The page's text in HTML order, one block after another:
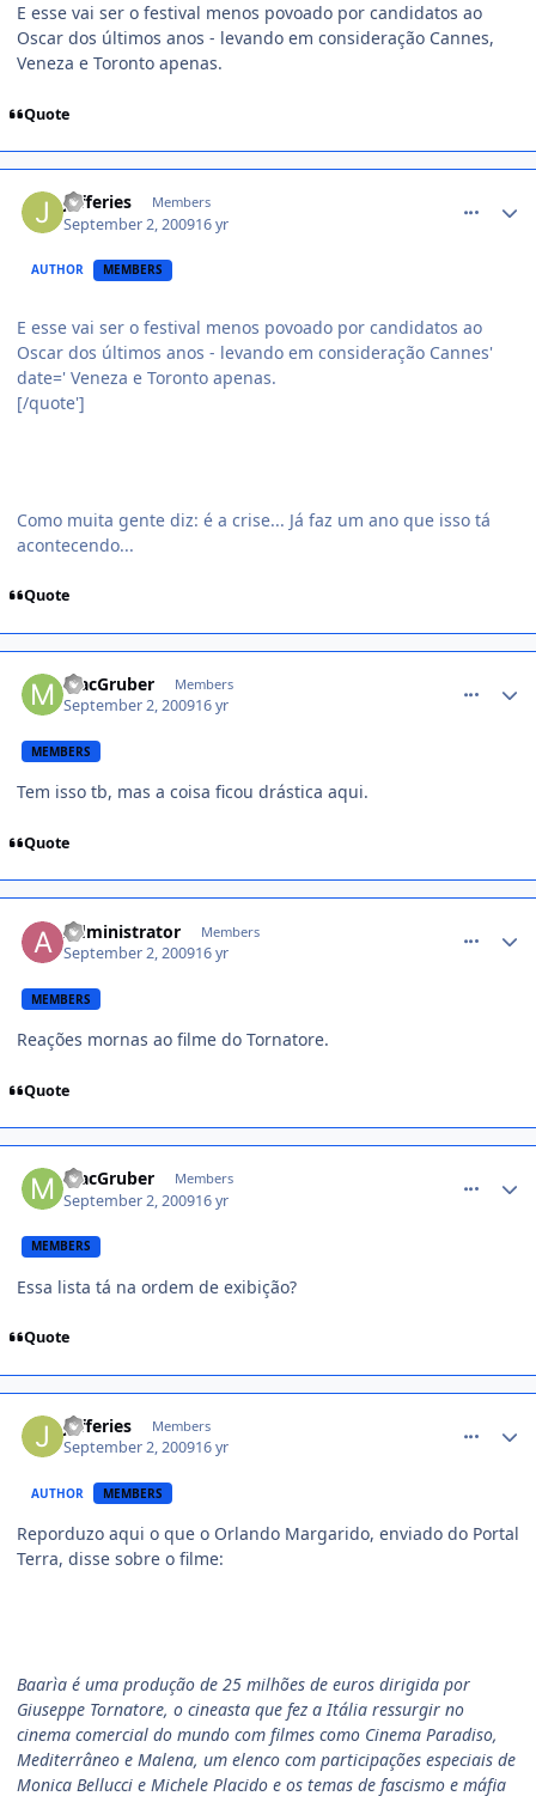
E esse vai ser o festival menos povoado por candidatos ao
Oscar dos últimos anos - levando em consideração Cannes,
Veneza e Toronto apenas.
Quote
Jefferies Members
September 2, 200916 yr
AUTHOR MEMBERS
E esse vai ser o festival menos povoado por candidatos ao
Oscar dos últimos anos - levando em consideração Cannes'
date=' Veneza e Toronto apenas.
[/quote']
Como muita gente diz: é a crise... Já faz um ano que isso tá
acontecendo...
Quote
MacGruber Members
September 2, 200916 yr
MEMBERS
Tem isso tb, mas a coisa ficou drástica aqui.
Quote
Administrator Members
September 2, 200916 yr
MEMBERS
Reações mornas ao filme do Tornatore.
Quote
MacGruber Members
September 2, 200916 yr
MEMBERS
Essa lista tá na ordem de exibição?
Quote
Jefferies Members
September 2, 200916 yr
AUTHOR MEMBERS
Reporduzo aqui o que o Orlando Margarido, enviado do Portal
Terra, disse sobre o filme:
Baarìa é uma produção de 25 milhões de euros dirigida por
Giuseppe Tornatore, o cineasta que fez a Itália ressurgir no
cinema comercial do mundo com filmes como Cinema Paradiso,
Mediterrâneo e Malena, um elenco com participações especiais de
Monica Bellucci e Michele Placido e os temas de fascismo e máfia